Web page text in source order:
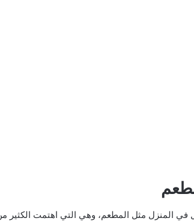
في المنزل مثل المطعم، وهي التي اهتمت